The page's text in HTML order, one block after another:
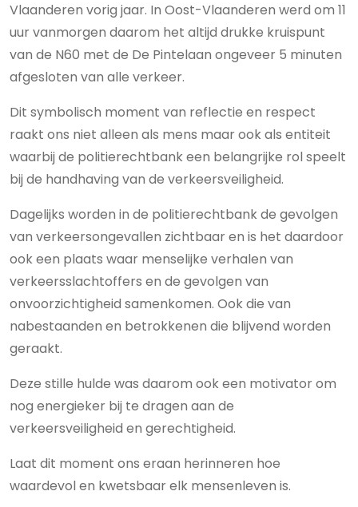
Vlaanderen vorig jaar. In Oost-Vlaanderen werd om 11
uur vanmorgen daarom het altijd drukke kruispunt
van de N60 met de De Pintelaan ongeveer 5 minuten
afgesloten van alle verkeer.
Dit symbolisch moment van reflectie en respect
raakt ons niet alleen als mens maar ook als entiteit
waarbij de politierechtbank een belangrijke rol speelt
bij de handhaving van de verkeersveiligheid.
Dagelijks worden in de politierechtbank de gevolgen
van verkeersongevallen zichtbaar en is het daardoor
ook een plaats waar menselijke verhalen van
verkeersslachtoffers en de gevolgen van
onvoorzichtigheid samenkomen. Ook die van
nabestaanden en betrokkenen die blijvend worden
geraakt.
Deze stille hulde was daarom ook een motivator om
nog energieker bij te dragen aan de
verkeersveiligheid en gerechtigheid.
Laat dit moment ons eraan herinneren hoe
waardevol en kwetsbaar elk mensenleven is.